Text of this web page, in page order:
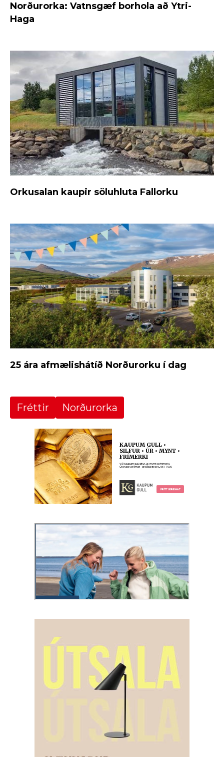
Norðurorka: Vatnsgæf borhola að Ytri-
Haga
Orkusalan kaupir söluhluta Fallorku
25 ára afmælishátíð Norðurorku í dag
Fréttir Norðurorka